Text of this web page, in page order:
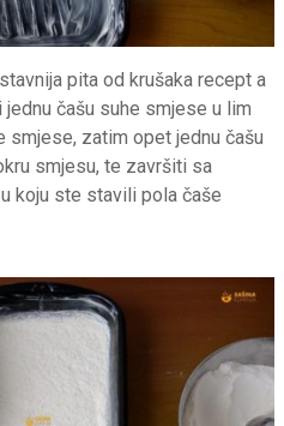
pita od krušaka recept a
čašu suhe smjese u lim
smjese, zatim opet jednu čašu
smjesu, te završiti sa
koju ste stavili pola čaše